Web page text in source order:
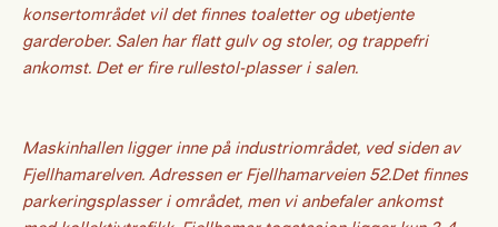
konsertområdet vil det finnes toaletter og ubetjente
garderober. Salen har flatt gulv og stoler, og trappefri
ankomst. Det er fire rullestol-plasser i salen.
Maskinhallen ligger inne på industriområdet, ved siden av
Fjellhamarelven. Adressen er Fjellhamarveien 52.Det finnes
parkeringsplasser i området, men vi anbefaler ankomst